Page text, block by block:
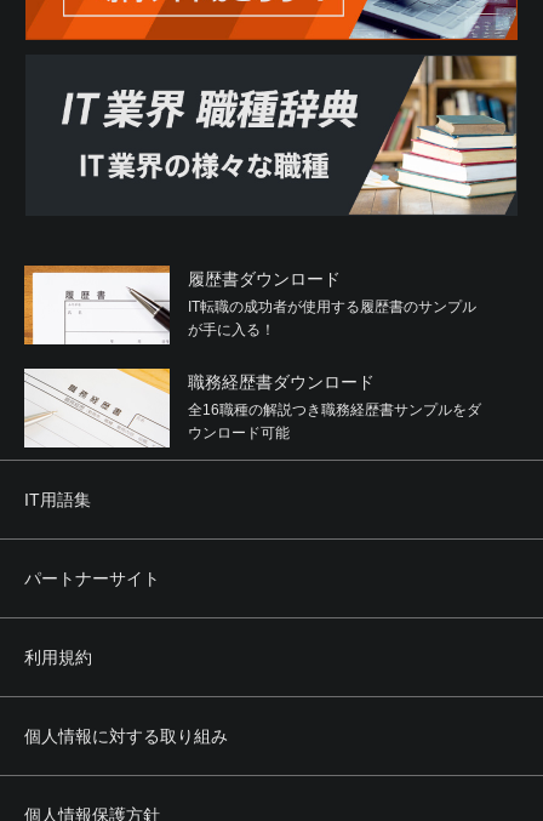
履歴書ダウンロード
IT転職の成功者が使用する履歴書のサンプル
が手に入る！
職務経歴書ダウンロード
全16職種の解説つき職務経歴書サンプルをダ
ウンロード可能
IT用語集
パートナーサイト
利用規約
個人情報に対する取り組み
個人情報保護方針